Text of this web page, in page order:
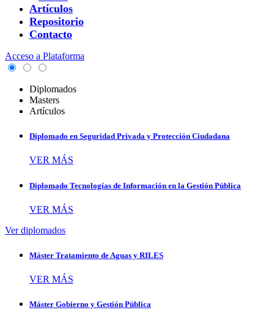
Artículos
Repositorio
Contacto
Acceso a Plataforma
Diplomados
Masters
Artículos
Diplomado en Seguridad Privada y Protección Ciudadana
VER MÁS
Diplomado Tecnologías de Información en la Gestión Pública
VER MÁS
Ver diplomados
Máster Tratamiento de Aguas y RILES
VER MÁS
Máster Gobierno y Gestión Pública